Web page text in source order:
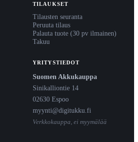
TILAUKSET
Tilausten seuranta
Peruuta tilaus
Palauta tuote (30 pv ilmainen)
Takuu
YRITYSTIEDOT
Suomen Akkukauppa
Sinikalliontie 14
02630 Espoo
myynti@digitukku.fi
Verkkokauppa, ei myymälää